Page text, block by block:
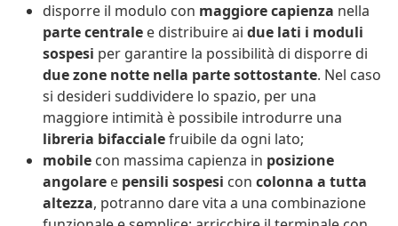
disporre il modulo con maggiore capienza nella
parte centrale e distribuire ai due lati i moduli
sospesi per garantire la possibilità di disporre di
due zone notte nella parte sottostante. Nel caso
si desideri suddividere lo spazio, per una
maggiore intimità è possibile introdurre una
libreria bifaccialefruibile da ogni lato;
mobile con massima capienza in posizione
angolare e pensili sospesi con colonna a tutta
altezza, potranno dare vita a una combinazione